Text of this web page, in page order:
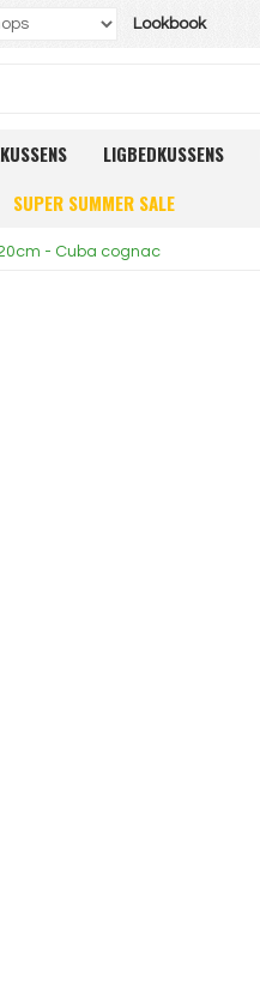
Lookbook
LIGBEDKUSSENS
SUPER SUMMER SALE
- Cuba cognac